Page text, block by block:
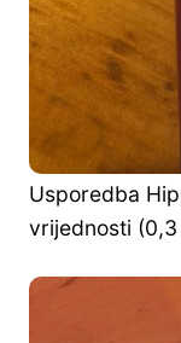
Usporedba
vrijednosti